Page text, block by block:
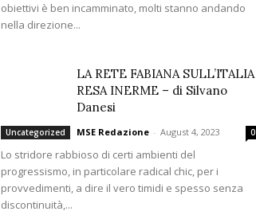
obiettivi è ben incamminato, molti stanno andando
nella direzione...
LA RETE FABIANA SULL’ITALIA
RESA INERME – di Silvano
Danesi
Uncategorized MSE Redazione - August 4, 2023 0
Lo stridore rabbioso di certi ambienti del
progressismo, in particolare radical chic, per i
provvedimenti, a dire il vero timidi e spesso senza
discontinuità,...